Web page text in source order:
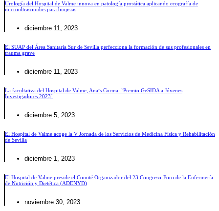
Urología del Hospital de Valme innova en patología prostática aplicando ecografía de
microultrasonidos para biopsias
diciembre 11, 2023
El SUAP del Área Sanitaria Sur de Sevilla perfecciona la formación de sus profesionales en
trauma grave
diciembre 11, 2023
La facultativa del Hospital de Valme, Anaïs Corma: `Premio GeSIDA a Jóvenes
Investigadores 2023´
diciembre 5, 2023
El Hospital de Valme acoge la V Jornada de los Servicios de Medicina Física y Rehabilitación
de Sevilla
diciembre 1, 2023
El Hospital de Valme preside el Comité Organizador del 23 Congreso-Foro de la Enfermería
de Nutrición y Dietética (ADENYD)
noviembre 30, 2023